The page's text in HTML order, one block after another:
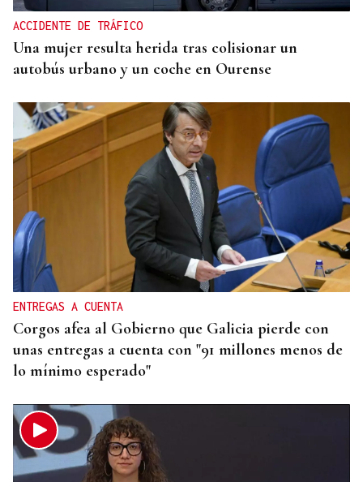
ACCIDENTE DE TRÁFICO
Una mujer resulta herida tras colisionar un
autobús urbano y un coche en Ourense
ENTREGAS A CUENTA
Corgos afea al Gobierno que Galicia pierde con
unas entregas a cuenta con "91 millones menos de
lo mínimo esperado"